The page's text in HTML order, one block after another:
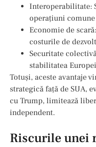
Interoperabilitate:
operațiuni
Economie de
costurile de
Securitate
stabilitatea
Totuși, aceste avantaje
strategică față de SUA,
cu Trump, limitează
independent.
Riscurile unei